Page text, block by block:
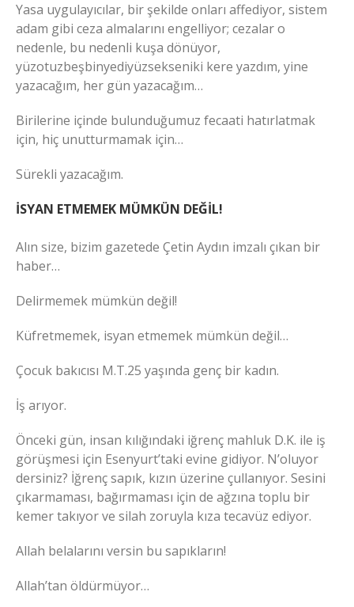
Yasa uygulayıcılar, bir şekilde onları affediyor, sistem
adam gibi ceza almalarını engelliyor; cezalar o
nedenle, bu nedenli kuşa dönüyor,
yüzotuzbeşbinyediyüzsekseniki kere yazdım, yine
yazacağım, her gün yazacağım…
Birilerine içinde bulunduğumuz fecaati hatırlatmak
için, hiç unutturmamak için…
Sürekli yazacağım.
İSYAN ETMEMEK MÜMKÜN DEĞİL!
Alın size, bizim gazetede Çetin Aydın imzalı çıkan bir
haber…
Delirmemek mümkün değil!
Küfretmemek, isyan etmemek mümkün değil…
Çocuk bakıcısı M.T.25 yaşında genç bir kadın.
İş arıyor.
Önceki gün, insan kılığındaki iğrenç mahluk D.K. ile iş
görüşmesi için Esenyurt’taki evine gidiyor. N’oluyor
dersiniz? İğrenç sapık, kızın üzerine çullanıyor. Sesini
çıkarmaması, bağırmaması için de ağzına toplu bir
kemer takıyor ve silah zoruyla kıza tecavüz ediyor.
Allah belalarını versin bu sapıkların!
Allah’tan öldürmüyor…